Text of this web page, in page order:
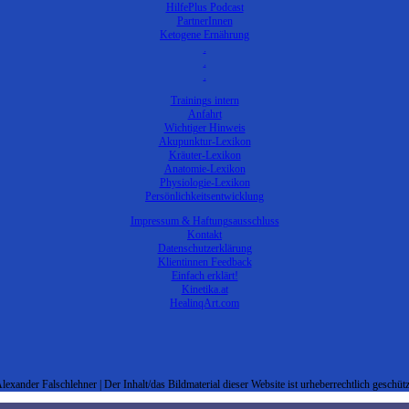
HilfePlus Podcast
PartnerInnen
Ketogene Ernährung
.
.
.
Trainings intern
Anfahrt
Wichtiger Hinweis
Akupunktur-Lexikon
Kräuter-Lexikon
Anatomie-Lexikon
Physiologie-Lexikon
Persönlichkeitsentwicklung
Impressum & Haftungsausschluss
Kontakt
Datenschutzerklärung
Klientinnen Feedback
Einfach erklärt!
Kinetika.at
HealinqArt.com
Falschlehner | Der Inhalt/das Bildmaterial dieser Website ist urheberrechtlich